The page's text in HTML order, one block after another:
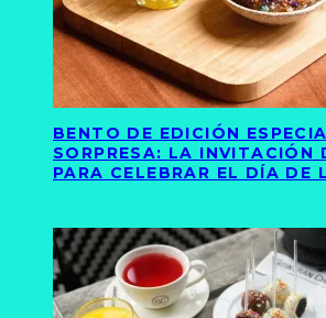
BENTO DE EDICIÓN
SORPRESA: LA INVITACIÓN
PARA CELEBRAR EL DÍA DE